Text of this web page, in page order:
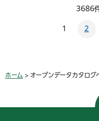
3686
1 2
ホーム > オープンデータカタロ